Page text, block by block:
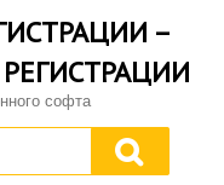
–
софта